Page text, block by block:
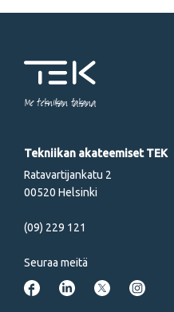
Me tekniikan takana
Tekniikan akateemiset TEK
Ratavartijankatu 2
00520 Helsinki
(09) 229 121
Seuraa meitä